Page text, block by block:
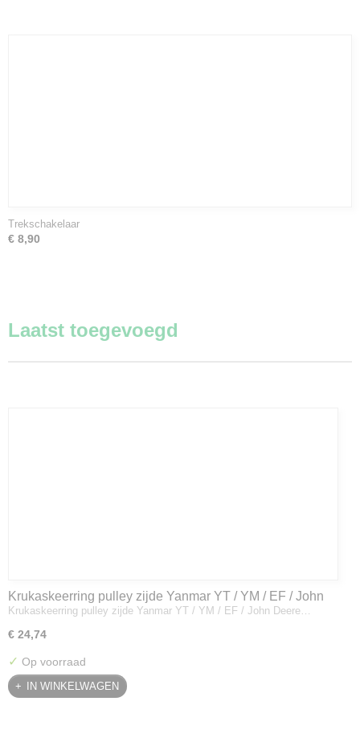
Trekschakelaar
€ 8,90
Laatst toegevoegd
Krukaskeerring pulley zijde Yanmar YT / YM / EF / John
Deere - 119934-01800
Krukaskeerring pulley zijde Yanmar YT / YM / EF / John Deere…
€ 24,74
✓ Op voorraad
IN WINKELWAGEN